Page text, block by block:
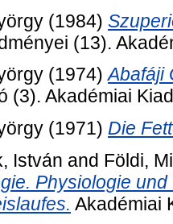
(1984)
(13).
(1974)Abafáji
(3). Akadémiai
(1971) Die
István and Földi,
Physiologie
Akadémiai